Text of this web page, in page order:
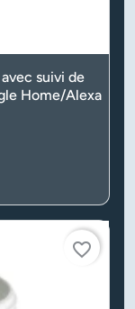
suivi de
Home/Alexa
favorite_border